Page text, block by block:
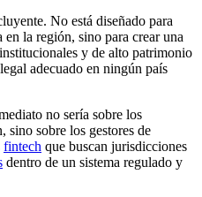
No está diseñado para
la región, sino para crear una
y de alto patrimonio
adecuado en ningún país
no sería sobre los
sino sobre los gestores de
fintech que buscan jurisdicciones
dentro de un sistema regulado y